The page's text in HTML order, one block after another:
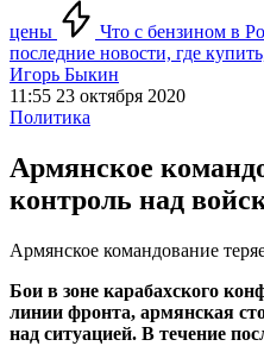
цены
Что с бензином в
последние новости, где
Игорь Быкин
11:55 23 октября 2020
Политика
Армянское
контроль над
Армянское командование
Бои в зоне карабахского
линии фронта, армянская
над ситуацией. В течение